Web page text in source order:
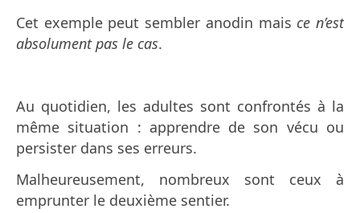
Cet exemple peut sembler anodin mais ce n’est
absolument pas le cas.
Au quotidien, les adultes sont confrontés à la
même situation : apprendre de son vécu ou
persister dans ses erreurs.
Malheureusement, nombreux sont ceux à
emprunter le deuxième sentier.